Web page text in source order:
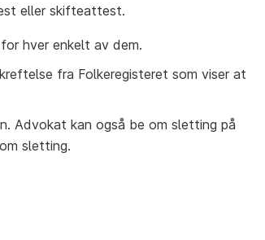
eller skifteattest.
hver enkelt av dem.
fra Folkeregisteret som viser at
Advokat kan også be om sletting på
sletting.